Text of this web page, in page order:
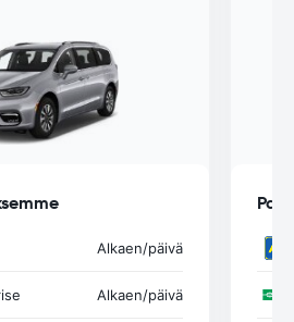
Alkaen/päivä
Alkaen/päivä